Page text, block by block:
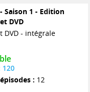
Saison 1 - Edition
DVD
DVD - intégrale
: 12